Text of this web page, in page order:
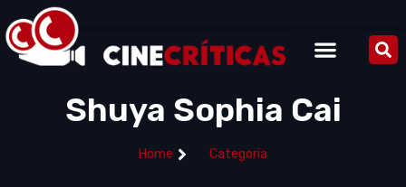
Shuya Sophia Cai
Home Categoria